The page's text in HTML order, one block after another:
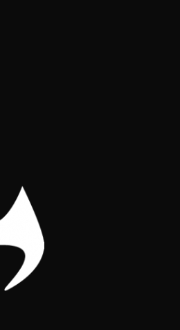
ligas del
de las ligas organizadas
jugadores, cantidad de
independientemente de la
la sexta mejor si ha asistido